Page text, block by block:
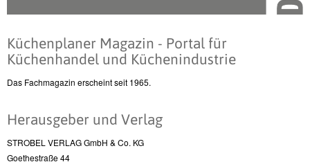
Küchenplaner Magazin - Portal für
Küchenhandel und Küchenindustrie
Das Fachmagazin erscheint seit 1965.
Herausgeber und Verlag
STROBEL VERLAG GmbH & Co. KG
Goethestraße 44